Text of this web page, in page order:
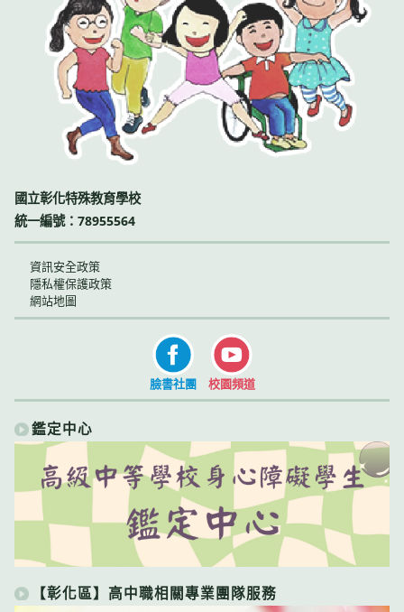
國立彰化特殊教育學校
統一編號：78955564
資訊安全政策
隱私權保護政策
網站地圖
臉書社團 校園頻道
鑑定中心
【彰化區】高中職相關專業團隊服務